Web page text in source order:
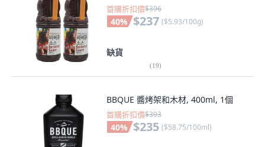
首購折扣價$396
40% $237 ($5.93/100g)
缺貨
(19)
BBQUE 醬烤架和木材, 400ml, 1個
首購折扣價$393
40% $235 ($58.75/100ml)